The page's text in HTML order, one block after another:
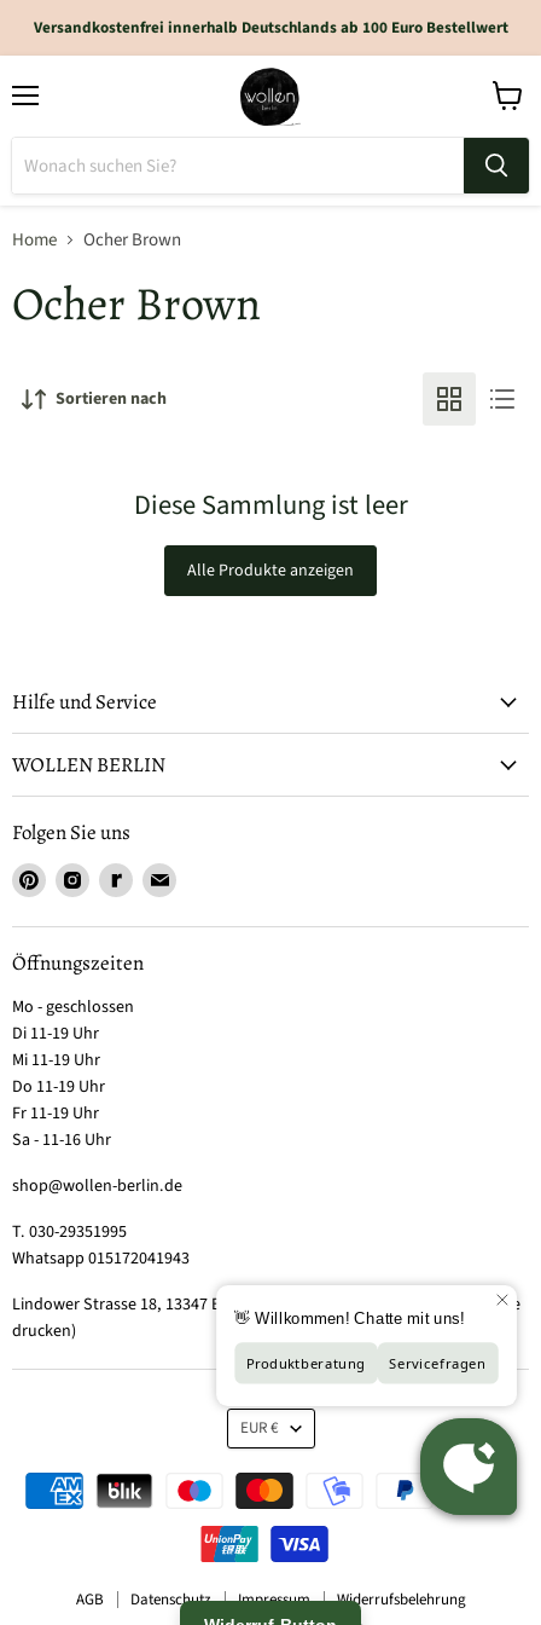
Versandkostenfrei innerhalb Deutschlands ab 100 Euro Bestellwert
Home Ocher Brown
Ocher Brown
Sortieren nach
Diese Sammlung ist leer
Alle Produkte anzeigen
Hilfe und Service
WOLLEN BERLIN
Folgen Sie uns
Öffnungszeiten
Mo - geschlossen
Di 11-19 Uhr
Mi 11-19 Uhr
Do 11-19 Uhr
Fr 11-19 Uhr
Sa - 11-16 Uhr
shop@wollen-berlin.de
T. 030-29351995
Whatsapp 015172041943
Lindower Strasse 18, 13347 Berlin-Wedding (Hof 2, Aufgang 5 - Tor bitte
drucken)
AGB Datenschutz Impressum
Widerrufsbelehrung
EUR €